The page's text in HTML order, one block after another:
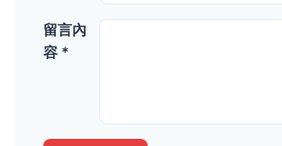
留言內
容 *